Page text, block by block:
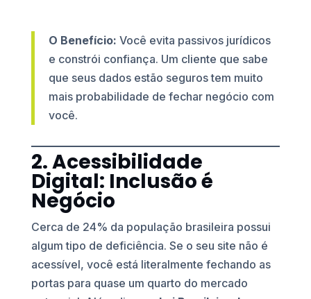
O Benefício: Você evita passivos jurídicos
e constrói confiança. Um cliente que sabe
que seus dados estão seguros tem muito
mais probabilidade de fechar negócio com
você.
2. Acessibilidade
Digital: Inclusão é
Negócio
Cerca de 24% da população brasileira possui
algum tipo de deficiência. Se o seu site não é
acessível, você está literalmente fechando as
portas para quase um quarto do mercado